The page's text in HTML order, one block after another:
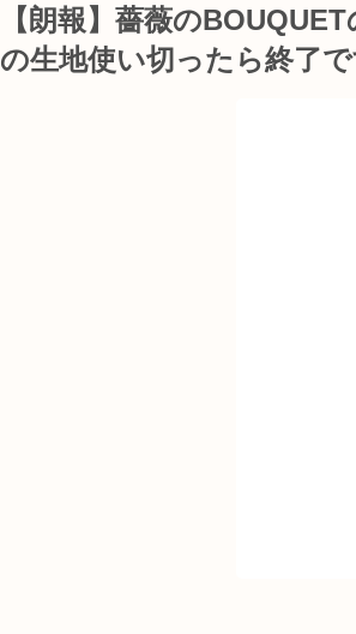
【朗報】薔薇の
の生地使い切ったら終了で